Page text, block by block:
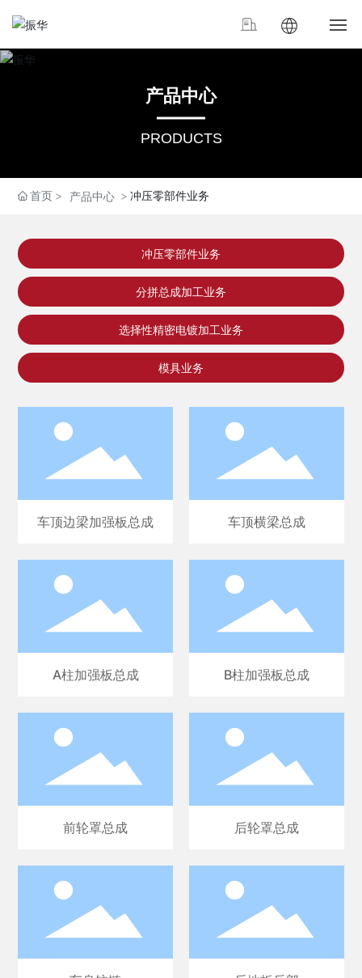
投资者关系
新闻中心
联系我们
加入我们
产品中心
PRODUCTS
首页 产品中心 冲压零部件业务
冲压零部件业务
分拼总成加工业务
选择性精密电镀加工业务
模具业务
车顶边梁加强板总成 车顶横梁总成
A柱加强板总成 B柱加强板总成
前轮罩总成 后轮罩总成